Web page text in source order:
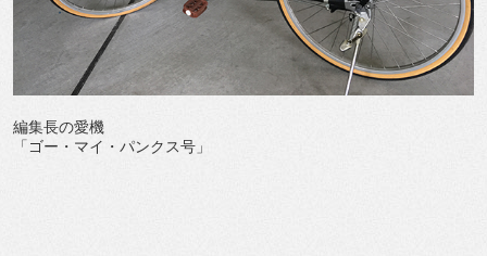
編集長の愛機
「ゴー・マイ・パンクス号」